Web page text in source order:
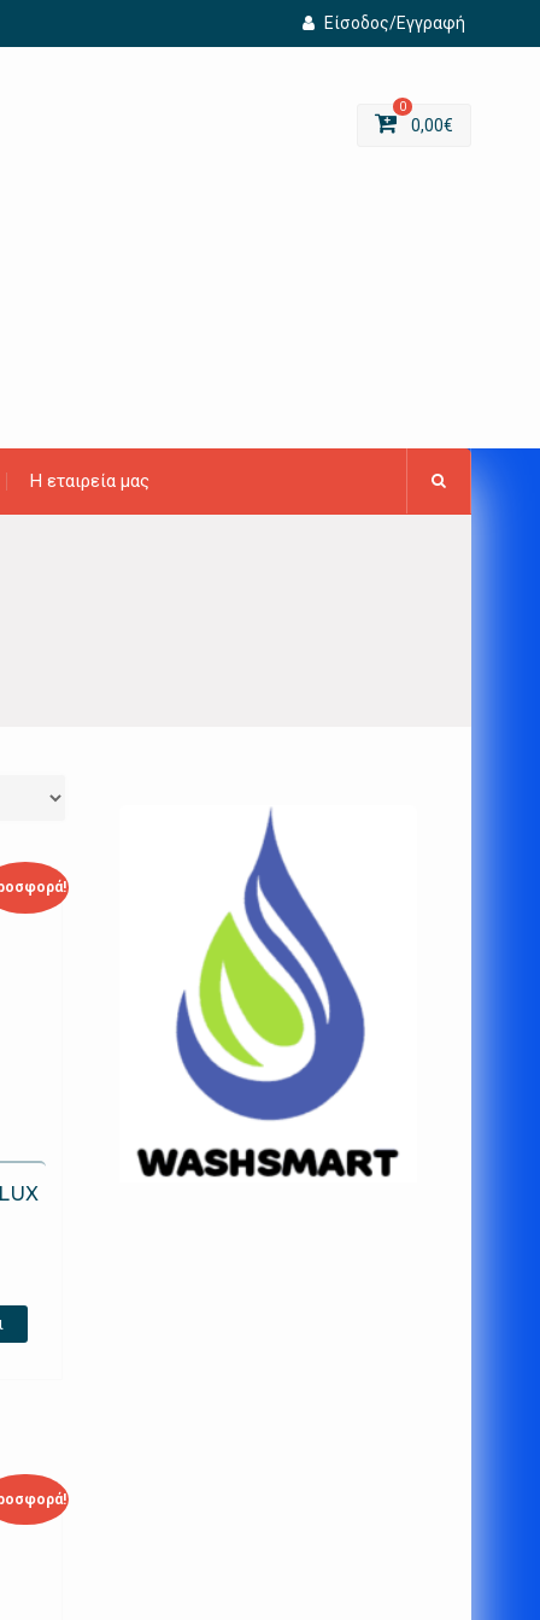
Είσοδος/Εγγραφή
0
0,00€
Η εταιρεία μας